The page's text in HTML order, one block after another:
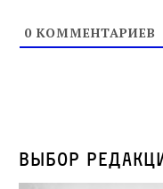
0 КОММЕНТАРИЕВ
Выбор